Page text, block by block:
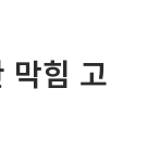
막힘 고